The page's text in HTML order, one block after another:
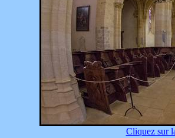
Cliquez sur